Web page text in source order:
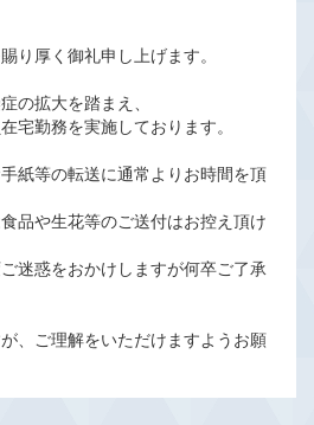
り厚く御礼申し上げます。
の拡大を踏まえ、
宅勤務を実施しております。
紙等の転送に通常よりお時間を頂
品や生花等のご送付はお控え頂け
迷惑をおかけしますが何卒ご了承
、ご理解をいただけますようお願